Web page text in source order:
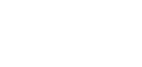
下がらないとされています。温存
14.7%）と診断された661,270人
摘されたことはない。
います。「結果を最適化し、リ
慮するべきである。」
Dまでの等級で示されます。A